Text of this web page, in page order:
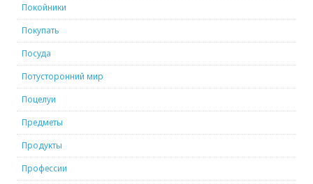
Покойники
Покупать
Посуда
Потусторонний мир
Поцелуи
Предметы
Продукты
Профессии